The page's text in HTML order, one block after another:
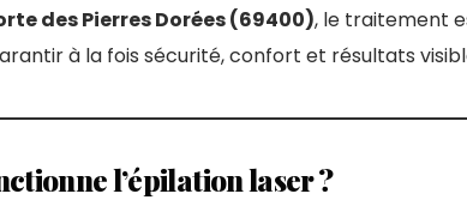
des Pierres Dorées (69400), le traitement
à la fois sécurité, confort et résultats
l’épilation laser ?